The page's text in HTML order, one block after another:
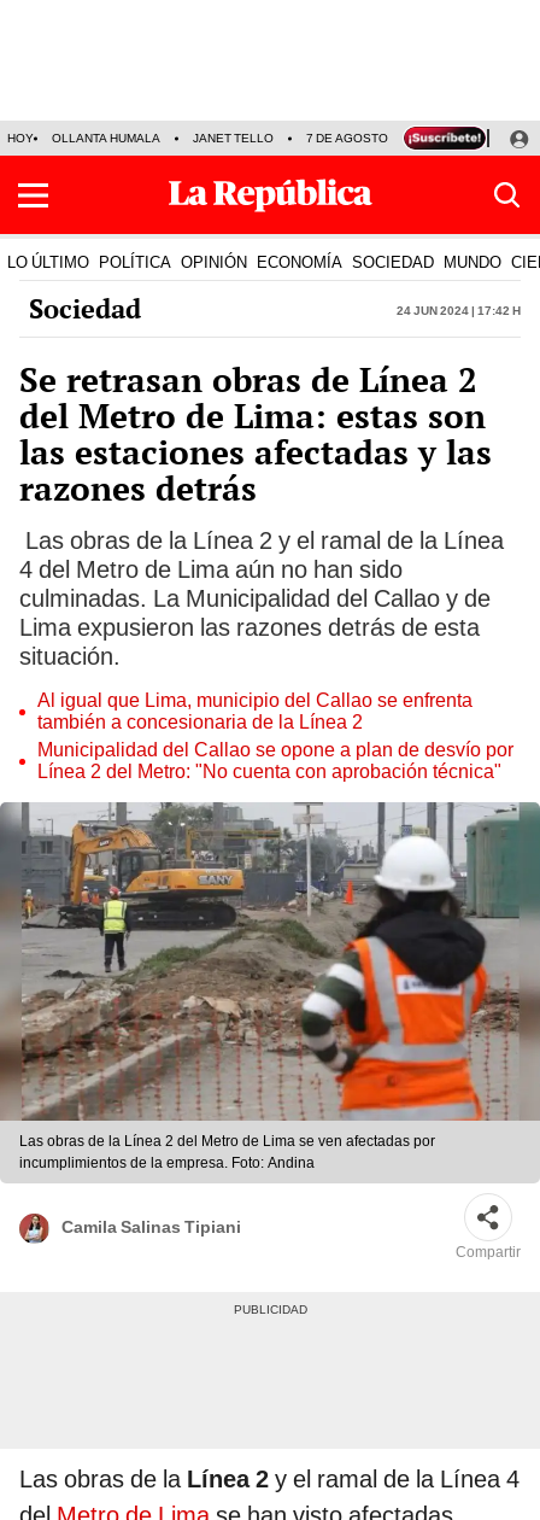
HOY OLLANTA HUMALA JANET TELLO 7 DE AGOSTO TINKA RESULTADOS
LO ÚLTIMO POLÍTICA OPINIÓN ECONOMÍA SOCIEDAD MUNDO
Sociedad 24 Jun 2024 | 17:42 h
Se retrasan obras de Línea 2
del Metro de Lima: estas son
las estaciones afectadas y las
razones detrás
Las obras de la Línea 2 y el ramal de la Línea
4 del Metro de Lima aún no han sido
culminadas. La Municipalidad del Callao y de
Lima expusieron las razones detrás de esta
situación.
Al igual que Lima, municipio del Callao se enfrenta
también a concesionaria de la Línea 2
Municipalidad del Callao se opone a plan de desvío por
Línea 2 del Metro: "No cuenta con aprobación técnica"
Las obras de la Línea 2 del Metro de Lima se ven afectadas por
incumplimientos de la empresa. Foto: Andina
Camila Salinas Tipiani
Compartir
Las obras de laLínea 2 y el ramal de la Línea 4